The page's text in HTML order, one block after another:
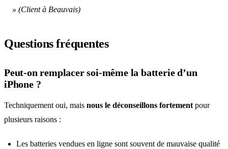
» (Client à Beauvais)
Questions fréquentes
Peut-on remplacer soi-même la batterie d’un
iPhone ?
Techniquement oui, mais nous le déconseillons fortement pour
plusieurs raisons :
Les batteries vendues en ligne sont souvent de mauvaise qualité